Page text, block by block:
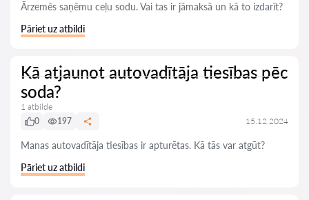
Ārzemēs saņēmu ceļu sodu. Vai tas ir jāmaksā un kā to izdarīt?
Pāriet uz atbildi
Kā atjaunot autovadītāja tiesības pēc
soda?
1 atbilde
0
197 15.12.2024
Manas autovadītāja tiesības ir apturētas. Kā tās var atgūt?
Pāriet uz atbildi